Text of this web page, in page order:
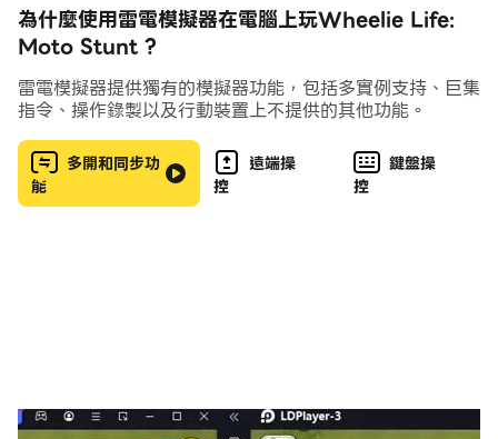
Pull epic wheelie stunts and break bike distance
records.
Unlock a variety of elite motorcycles and
professional moto dirt bikes.
Master realistic physics-based moto and bike
style.
為什麼使用雷電模擬器在電腦上玩Wheelie Life:
Moto Stunt ?
雷電模擬器提供獨有的模擬器功能，包括多實例支持、巨集
指令、操作錄製以及行動裝置上不提供的其他功能。
多開和同步功
能
遠端操
控
鍵盤操
控